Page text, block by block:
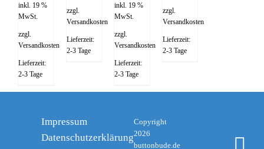
inkl. 19 %
MwSt.
zzgl.
Versandkosten
Lieferzeit:
2-3 Tage
zzgl.
Versandkosten
Lieferzeit:
2-3 Tage
inkl. 19 %
MwSt.
zzgl.
Versandkosten
Lieferzeit:
2-3 Tage
zzgl.
Versandkosten
Lieferzeit:
2-3 Tage
Impressum
Datenschutzerklärung
Copyright
2026
buttonbude.de